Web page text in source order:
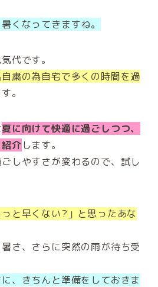
くなってきますね。
代です。
粛の為自宅で多くの時間を過
。
夏に向けて快適に過ごしつつ、
介します。
しやすさが変わるので、試し
と早くない?」と思ったあな
さ、さらに突然の雨が待ち受
、きちんと準備をしておきま